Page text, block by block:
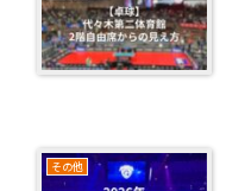
その他